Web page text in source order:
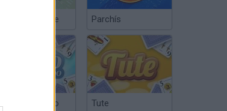
Chinchón Online Parchís
Truco Argentino Tute